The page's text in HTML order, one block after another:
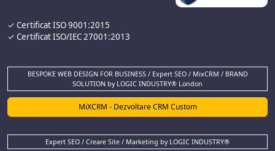
✓ Certificat ISO 9001:2015
✓ Certificat ISO/IEC 27001:2013
BESPOKE WEB DESIGN FOR BUSINESS / Expert SEO / MixCRM / BRAND
SOLUTION by LOGIC INDUSTRY® London
MiXCRM - Dezvoltare CRM Custom
Expert SEO / Creare Site / Marketing by LOGIC INDUSTRY®